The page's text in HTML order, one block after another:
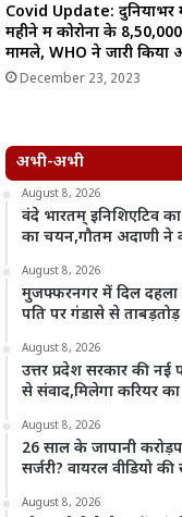
Covid Update:
महीने में कोरोना के
मामले, WHO ने जारी किया
December 23, 2023
अभी-अभी
August 8, 2026
वंदे भारतम् इनिशिएटिव
का चयन,गौतम अदाणी
August 8, 2026
मुजफ्फरनगर में दिल
पति पर गंडासे से
August 8, 2026
उत्तर प्रदेश सरकार की
से संवाद,मिलेगा करियर का
August 8, 2026
26 साल के जापानी
सर्जरी? वायरल वीडियो
August 8, 2026